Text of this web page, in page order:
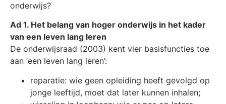
onderwijs?
Ad 1. Het belang van hoger onderwijs in het kader
van een leven lang leren
De onderwijsraad (2003) kent vier basisfuncties toe
aan ‘een leven lang leren’:
reparatie: wie geen opleiding heeft gevolgd op
jonge leeftijd, moet dat later kunnen inhalen;